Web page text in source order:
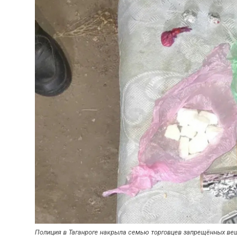
Полиция в Таганроге накрыла семью торговцев запрещённых